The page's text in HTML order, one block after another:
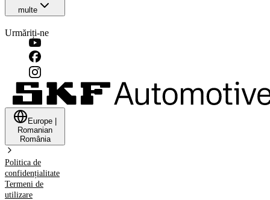
multe
Urmăriți-ne
Europe
Romanian
România
Politica de
confidențialitate
Termeni de
utilizare